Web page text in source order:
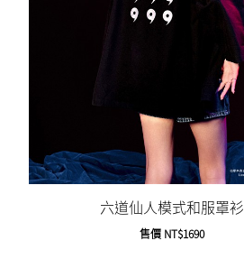
六道仙人模式和服罩衫
售價NT$1690